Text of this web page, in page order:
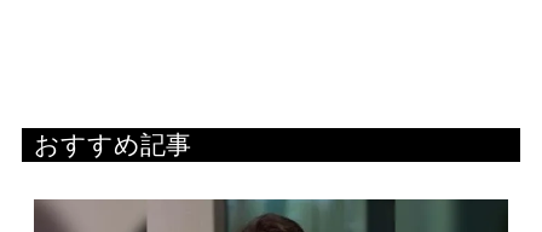
おすすめ記事